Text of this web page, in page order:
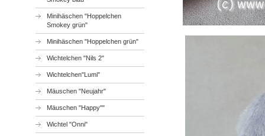
Minihäschen "Hoppelchen
Smokey grün"
Minihäschen "Hoppelchen grün"
Wichtelchen "Nils 2"
Wichtelchen"Lumi"
Mäuschen "Neujahr"
Mäuschen "Happy""
Wichtel "Onni"